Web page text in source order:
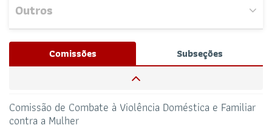
Nenhum evento próximo encontrado.
Josué Henrique, / Whatsapp (32172100)
RESPONSÁVEIS
69 3217-2099
TELEFONE
Outros
Comissões Subseções
Comissão de Direito da Saúde
Comissão de Direito da Energia
Comissão de Combate à Violência Doméstica e Familiar
contra a Mulher